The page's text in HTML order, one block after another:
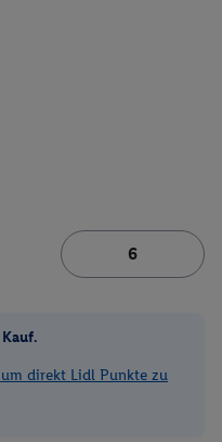
direkt Lidl Punkte zu